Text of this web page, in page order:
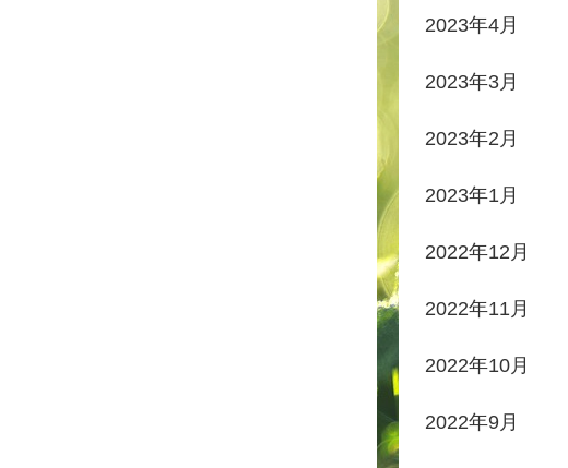
2023年4月
2023年3月
2023年2月
2023年1月
2022年12月
2022年11月
2022年10月
2022年9月